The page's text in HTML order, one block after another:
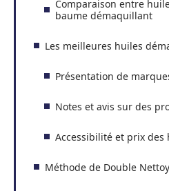
Comparaison entre
baume démaquillant
Les meilleures huiles
Présentation de
Notes et avis sur des
Accessibilité et prix
Méthode de Double